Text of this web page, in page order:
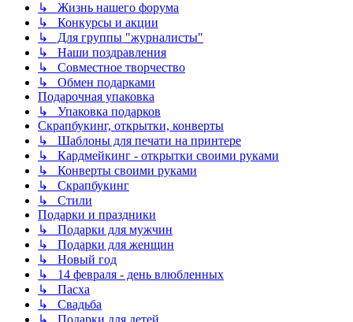
↳ Жизнь нашего форума
↳ Конкурсы и акции
↳ Для группы "журналисты"
↳ Наши поздравления
↳ Совместное творчество
↳ Обмен подарками
Подарочная упаковка
↳ Упаковка подарков
Скрапбукинг, открытки, конверты
↳ Шаблоны для печати на принтере
↳ Кардмейкинг - открытки своими руками
↳ Конверты своими руками
↳ Скрапбукинг
↳ Стили
Подарки и праздники
↳ Подарки для мужчин
↳ Подарки для женщин
↳ Новый год
↳ 14 февраля - день влюбленных
↳ Пасха
↳ Свадьба